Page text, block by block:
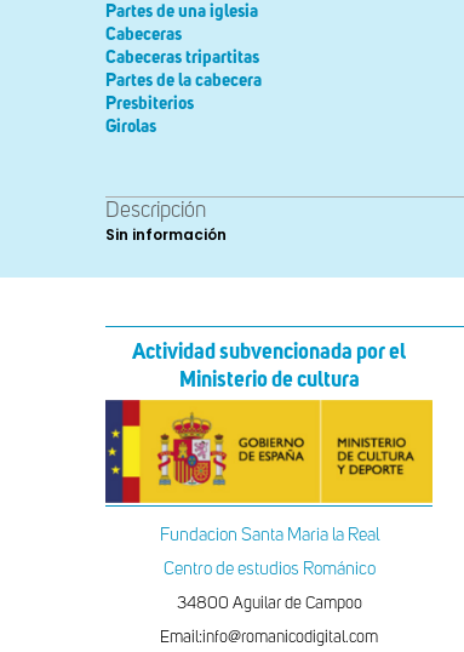
Partes de una iglesia
Cabeceras
Cabeceras tripartitas
Partes de la cabecera
Presbiterios
Girolas
Descripción
Sin información
Actividad subvencionada por el
Ministerio de cultura
Fundacion Santa Maria la Real
Centro de estudios Románico
34800 Aguilar de Campoo
Email:info@romanicodigital.com